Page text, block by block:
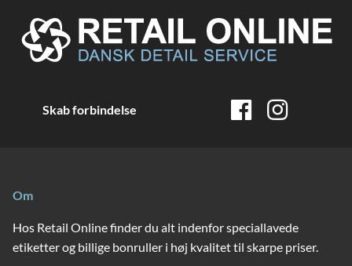
Skab forbindelse
Om
Hos Retail Online finder du alt indenfor speciallavede
etiketter og billige bonruller i høj kvalitet til skarpe priser.